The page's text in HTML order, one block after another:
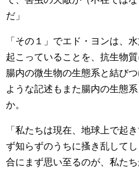
だ」
「その１」でエド・ヨンは、
起こっていることを、抗生物
腸内の微生物の生態系と結び
ような記述もまた腸内の生態
か。
「私たちは現在、地球上で起
ず知らずのうちに搔き乱して
合にまず思い至るのが、私た